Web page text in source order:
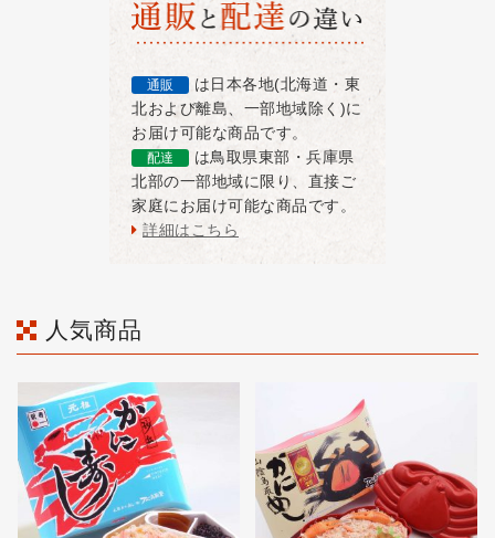
通販
は日本各地(北海道・東
北および離島、一部地域除く)に
お届け可能な商品です。
配達
は鳥取県東部・兵庫県
北部の一部地域に限り、直接ご
家庭にお届け可能な商品です。
詳細はこちら
人気商品